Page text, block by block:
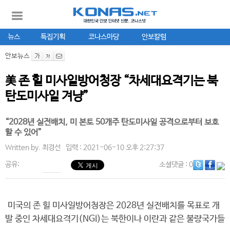
뉴스 특집기획 코나스마당 안보칼럼
안보뉴스
美 존 힐 미사일방어청장 “차세대요격기는 북
탄도미사일 겨냥”
“2028년 실전배치, 미 본토 50개주 탄도미사일 공격으로부터 보호
할 수 있어”
Written by. 최경선 입력 : 2021-06-10 오후 2:27:37
공유: 소셜댓글: 0
미국의 존 힐 미사일방어청장은 2028년 실전배치를 목표로 개
발 중인 차세대요격기(NGI)는 북한이나 이란과 같은 불량국가들